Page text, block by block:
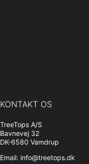
KONTAKT OS
TreeTops A/S
Bavnevej 32
DK-6580 Vamdrup
Email: info@treetops.dk